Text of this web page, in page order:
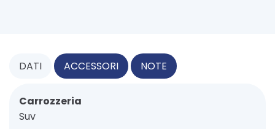
DATI ACCESSORI NOTE
Carrozzeria
Suv